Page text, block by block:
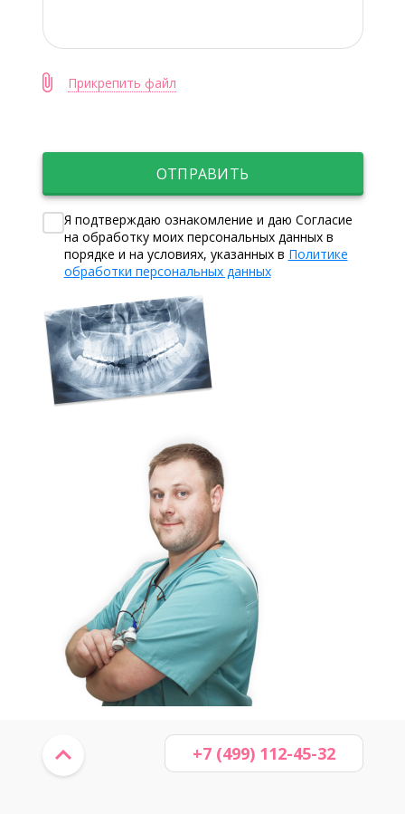
Прикрепить файл
ОТПРАВИТЬ
Я подтверждаю ознакомление и даю Согласие
на обработку моих персональных данных в
порядке и на условиях, указанных в Политике
обработки персональных данных
+7 (499) 112-45-32